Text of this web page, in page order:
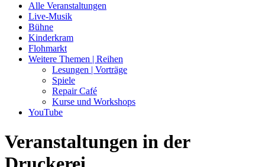
Alle Veranstaltungen
Live-Musik
Bühne
Kinderkram
Flohmarkt
Weitere Themen | Reihen
Lesungen | Vorträge
Spiele
Repair Café
Kurse und Workshops
YouTube
Veranstaltungen in der